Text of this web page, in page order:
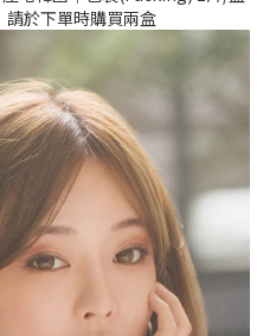
於下單時購買兩盒